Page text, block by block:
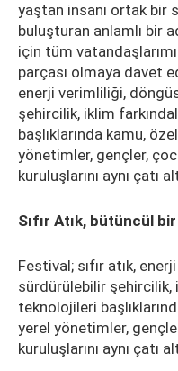
yaştan insanı ortak bir
buluşturan anlamlı bir
için tüm
parçası olmaya davet
enerji verimliliği,
şehircilik, iklim
başlıklarında kamu,
yönetimler, gençler,
kuruluşlarını aynı çatı
Sıfır Atık, bütüncül
Festival; sıfır atık,
sürdürülebilir şehircilik,
teknolojileri
yerel yönetimler,
kuruluşlarını aynı çatı